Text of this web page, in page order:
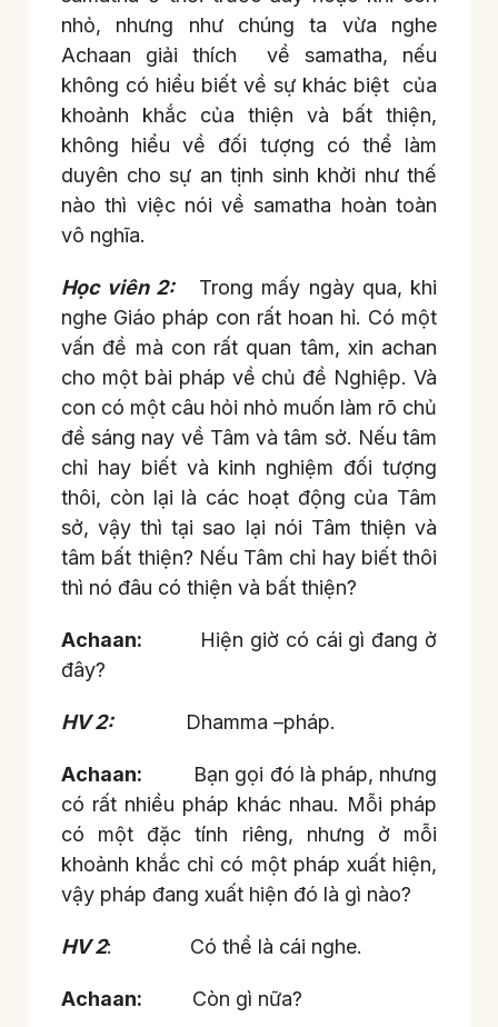
nhỏ, nhưng như chúng ta vừa nghe
Achaan giải thích về samatha, nếu
không có hiểu biết về sự khác biệt của
khoảnh khắc của thiện và bất thiện,
không hiểu về đối tượng có thể làm
duyên cho sự an tịnh sinh khởi như thế
nào thì việc nói về samatha hoàn toàn
vô nghĩa.
Học viên 2:Trong mấy ngày qua, khi
nghe Giáo pháp con rất hoan hỉ. Có một
vấn đề mà con rất quan tâm, xin achan
cho một bài pháp về chủ đề Nghiệp. Và
con có một câu hỏi nhỏ muốn làm rõ chủ
đề sáng nay về Tâm và tâm sở. Nếu tâm
chỉ hay biết và kinh nghiệm đối tượng
thôi, còn lại là các hoạt động của Tâm
sở, vậy thì tại sao lại nói Tâm thiện và
tâm bất thiện? Nếu Tâm chỉ hay biết thôi
thì nó đâu có thiện và bất thiện?
Achaan: Hiện giờ có cái gì đang ở
đây?
HV 2:Dhamma –pháp.
Achaan: Bạn gọi đó là pháp, nhưng
có rất nhiều pháp khác nhau. Mỗi pháp
có một đặc tính riêng, nhưng ở mỗi
khoảnh khắc chỉ có một pháp xuất hiện,
vậy pháp đang xuất hiện đó là gì nào?
HV 2: Có thể là cái nghe.
Achaan: Còn gì nữa?